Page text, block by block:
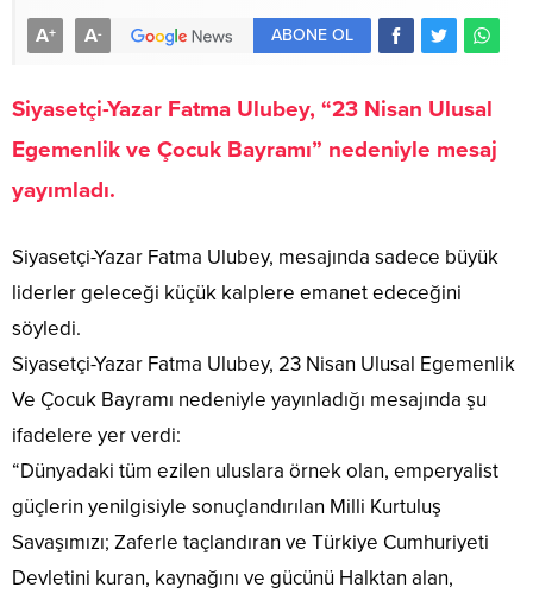
A+ A- ABONE OL
Siyasetçi-Yazar Fatma Ulubey, “23 Nisan Ulusal
Egemenlik ve Çocuk Bayramı” nedeniyle mesaj
yayımladı.
Siyasetçi-Yazar Fatma Ulubey, mesajında sadece büyük
liderler geleceği küçük kalplere emanet edeceğini
söyledi.
Siyasetçi-Yazar Fatma Ulubey, 23 Nisan Ulusal Egemenlik
Ve Çocuk Bayramı nedeniyle yayınladığı mesajında şu
ifadelere yer verdi:
“Dünyadaki tüm ezilen uluslara örnek olan, emperyalist
güçlerin yenilgisiyle sonuçlandırılan Milli Kurtuluş
Savaşımızı; Zaferle taçlandıran ve Türkiye Cumhuriyeti
Devletini kuran, kaynağını ve gücünü Halktan alan,